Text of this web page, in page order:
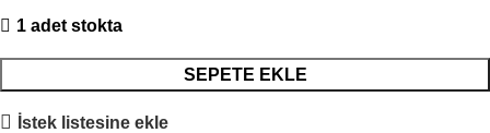
1 adet stokta
SEPETE EKLE
İstek listesine ekle